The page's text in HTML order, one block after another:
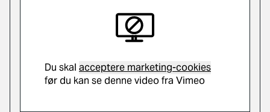
Du skal acceptere marketing-cookies
før du kan se denne video fra Vimeo